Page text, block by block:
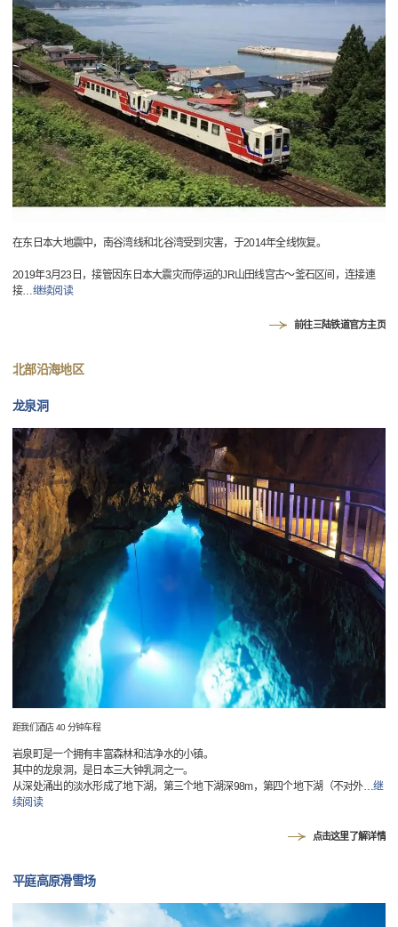
在东日本大地震中，南谷湾线和北谷湾受到灾害，于2014年全线恢复。
2019年3月23日，接管因东日本大震灾而停运的JR山田线宫古～釜石区间，连接連
接…继续阅读
前往三陆铁道官方主页
北部沿海地区
龙泉洞
距我们酒店 40 分钟车程
岩泉町是一个拥有丰富森林和洁净水的小镇。
其中的龙泉洞，是日本三大钟乳洞之一。
从深处涌出的淡水形成了地下湖，第三个地下湖深98m，第四个地下湖（不对外…继
续阅读
点击这里了解详情
平庭高原滑雪场